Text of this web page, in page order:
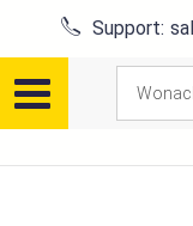
Support: